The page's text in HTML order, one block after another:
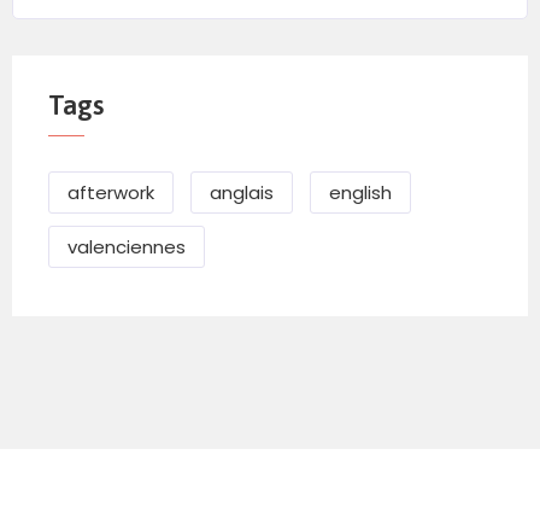
Tags
afterwork anglais english
valenciennes